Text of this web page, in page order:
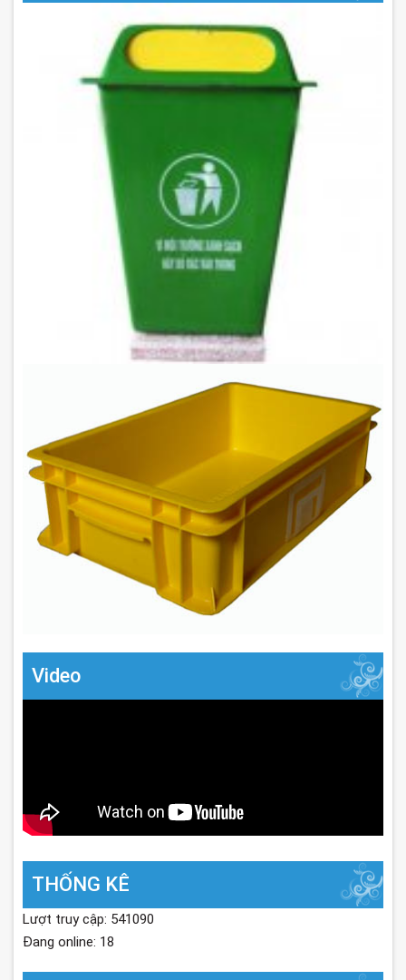
Video
THỐNG KÊ
Lượt truy cập: 541090
Đang online: 18